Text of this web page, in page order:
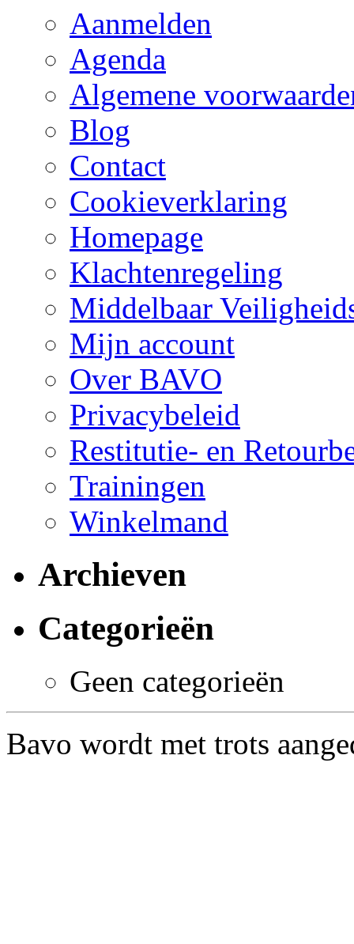
Aanmelden
Agenda
Algemene
Blog
Contact
Cookieverklaring
Homepage
Klachtenregeling
Middelbaar
Mijn account
Over BAVO
Privacybeleid
Restitutie- en
Trainingen
Winkelmand
Archieven
Categorieën
Geen categorieën
Bavo wordt met trots